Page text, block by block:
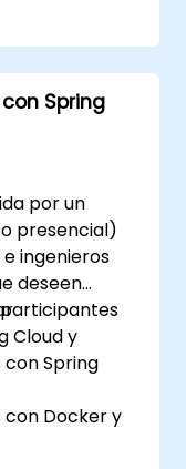
Spring Cloud y
de
enlace API
extremo.
Spring
por un
presencial)
ingenieros
deseen
Cloud y
Spring
Docker y